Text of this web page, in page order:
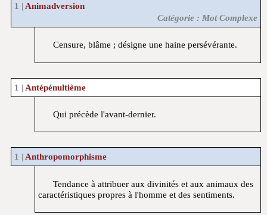
Animadversion
Catégorie : Mot Complexe
Censure, blâme ; désigne une haine persévérante.
Antépénultième
Qui précède l'avant-dernier.
Anthropomorphisme
Tendance à attribuer aux divinités et aux animaux des
caractéristiques propres à l'homme et des sentiments.